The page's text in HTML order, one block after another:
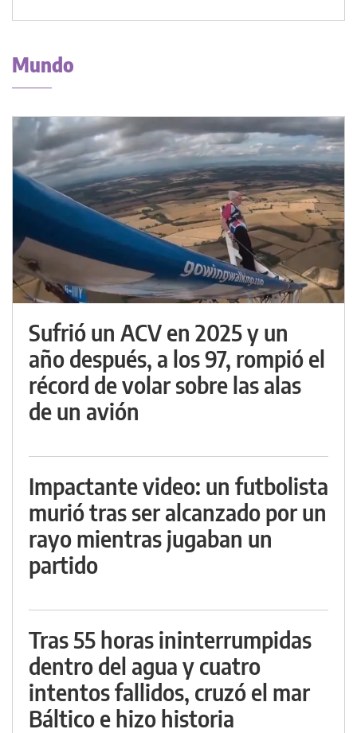
Mundo
Sufrió un ACV en 2025 y un
año después, a los 97, rompió el
récord de volar sobre las alas
de un avión
Impactante video: un futbolista
murió tras ser alcanzado por un
rayo mientras jugaban un
partido
Tras 55 horas ininterrumpidas
dentro del agua y cuatro
intentos fallidos, cruzó el mar
Báltico e hizo historia